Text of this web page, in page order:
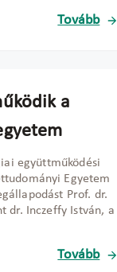
Tovább
a
együttműködési
Egyetem
Prof. dr.
dr. Inczeffy István, a
Tovább